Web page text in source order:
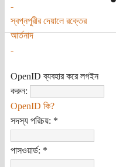
-
স্বপ্নপুরীর দেয়ালে রক্তের
আর্তনাদ
-
OpenID ব্যবহার করে লগইন
করুন:
OpenID কি?
সদস্য পরিচয়: *
পাসওয়ার্ড: *